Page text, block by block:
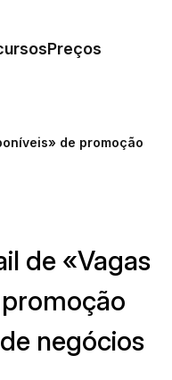
Preços
de promoção
de «Vagas
negócios